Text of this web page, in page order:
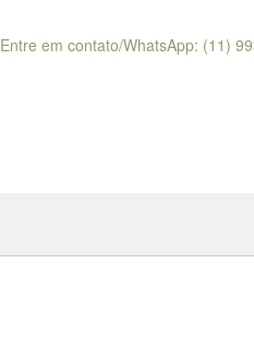
Entre em contato/WhatsApp: (11)